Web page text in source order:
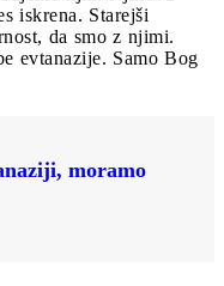
iskrena. Starejši
da smo z njimi.
evtanazije. Samo Bog
moramo